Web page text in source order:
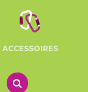
ACCESSOIRES